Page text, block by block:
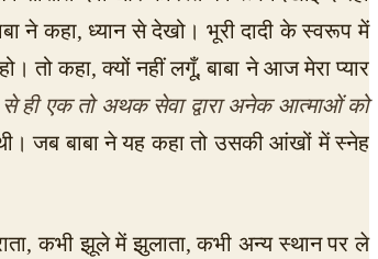
ने कहा, ध्यान से देखो। भूरी दादी के स्वरूप में
तो कहा, क्यों नहीं लगूँ, बाबा ने आज मेरा प्यार
ही एक तो अथक सेवा द्वारा अनेक आत्माओं को
जब बाबा ने यह कहा तो उसकी आंखों में स्नेह
कभी झूले में झुलाता, कभी अन्य स्थान पर ले